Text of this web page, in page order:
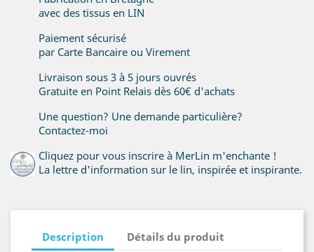
avec des tissus en LIN
Paiement sécurisé
par Carte Bancaire ou Virement
Livraison sous 3 à 5 jours ouvrés
Gratuite en Point Relais dès 60€ d'achats
Une question? Une demande particulière?
Contactez-moi
Cliquez pour vous inscrire à MerLin m'enchante !
La lettre d'information sur le lin, inspirée et inspirante.
Description Détails du produit